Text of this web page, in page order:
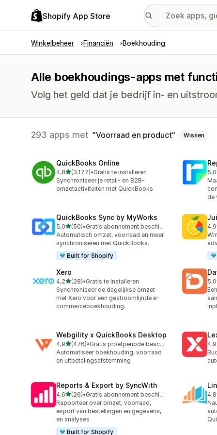
Shopify App Store
Winkelbeheer Financiën Boekhouding
Alle boekhoudings-apps met
Volg het geld dat je bedrijf in- en
293 apps met Voorraad en product Wissen
QuickBooks Online
4,8van 5 sterren
(3.177)
3177 recensies in totaal
•Gratis te installeren
Synchroniseer je retail- en B2B-
omzetactiviteiten met QuickBooks
5,0
de
QuickBooks Sync by MyWorks
5,0van 5 sterren
(50)
50 recensies in totaal
•
Gratis abonnement beschikbaar
Automatisch omzet, voorraad en meer
synchroniseren met QuickBooks.
Built for Shopify
4,9
55
Xero
4,2van 5 sterren
(28)
28 recensies in totaal
•Gratis te installeren
Synchroniseer de dagelijkse omzet
met Xero voor een gestroomlijnde e-
commerceboekhouding.
5,0
Webgility x QuickBooks Desktop
4,9van 5 sterren
(476)
476 recensies in totaal
•
Gratis proefperiode beschikbaar
Automatiseer boekhouding, voorraad
en uitbetalingsafstemming
4,9
36
Reports & Export by SyncWith
4,6van 5 sterren
(26)
26 recensies in totaal
•
Gratis abonnement beschikbaar
Rapporteer over omzet, voorraad,
export van bestellingen en gegevens,
en analyses
Built for Shopify
4,8
41